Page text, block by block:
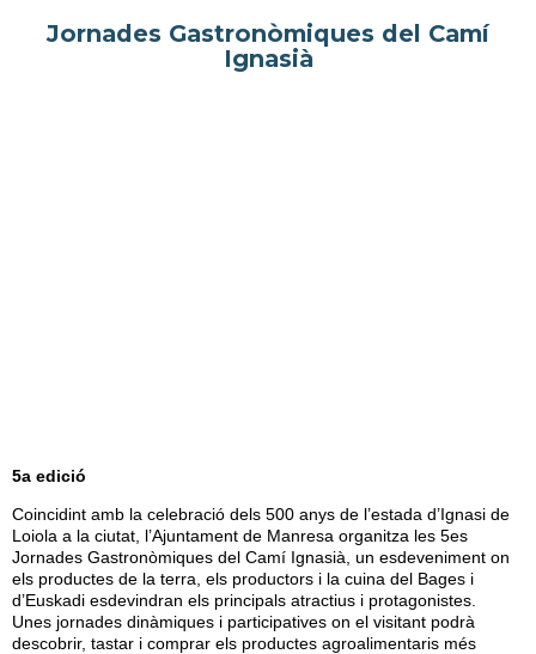
Jornades Gastronòmiques del Camí
Ignasià
5a edició
Coincidint amb la celebració dels 500 anys de l’estada d’Ignasi de
Loiola a la ciutat, l’Ajuntament de Manresa organitza les 5es
Jornades Gastronòmiques del Camí Ignasià, un esdeveniment on
els productes de la terra, els productors i la cuina del Bages i
d’Euskadi esdevindran els principals atractius i protagonistes.
Unes jornades dinàmiques i participatives on el visitant podrà
descobrir, tastar i comprar els productes agroalimentaris més